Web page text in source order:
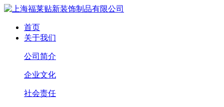
首页
关于我们
公司简介
企业文化
社会责任